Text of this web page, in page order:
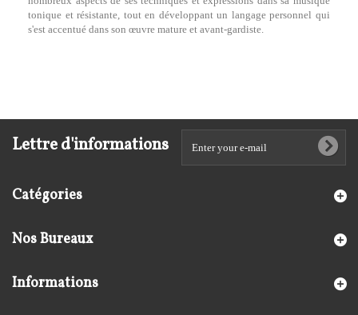
tonique et résistante, tout en développant un langage personnel qui
s'est accentué dans son œuvre mature et avant-gardiste.
Lettre d'informations
Catégories
Nos Bureaux
Informations